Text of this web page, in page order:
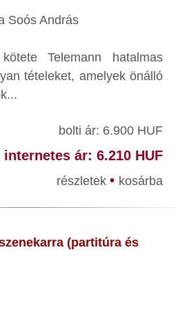
Soós András
Telemann hatalmas
tételeket, amelyek önálló
bolti ár: 6.900 HUF
internetes ár: 6.210 HUF
részletek • kosárba
(partitúra és